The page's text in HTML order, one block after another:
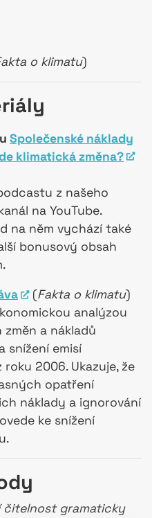
o klimatu)
Společenské náklady
klimatická změna?
z našeho
na YouTube.
na něm vychází také
bonusový obsah
(Fakta o klimatu)
analýzou
a nákladů
snížení emisí
2006. Ukazuje, že
opatření
náklady a ignorování
ke snížení
čitelnost gramaticky